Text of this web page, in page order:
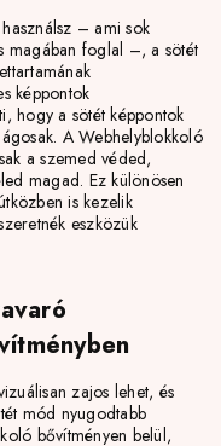
– ami sok
magában foglal –, a sötét
képpontok
hogy a sötét képpontok
A Webhelyblokkoló
a szemed véded,
magad. Ez különösen
is kezelik
eszközük
zajos lehet, és
mód nyugodtabb
bővítményen belül,